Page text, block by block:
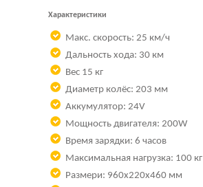
Характеристики
Макс. скорость: 25 км/ч
Дальность хода: 30 км
Вес 15 кг
Диаметр колёс: 203 мм
Аккумулятор: 24V
Мощность двигателя: 200W
Время зарядки: 6 часов
Максимальная нагрузка: 100 кг
Размери: 960x220x460 мм